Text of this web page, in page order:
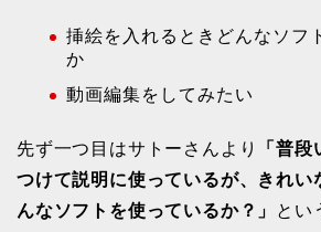
挿絵を入れるときどんなソフ
か
動画編集をしてみたい
先ず一つ目はサトーさんより
「普
つけて説明に使っているが、きれい
んなソフトを使っているか？」
とい